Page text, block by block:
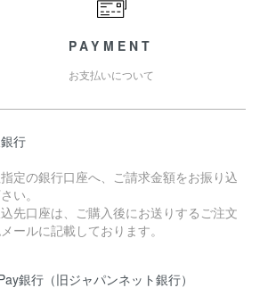
PAYMENT
お支払いについて
行
定の銀行口座へ、ご請求金額をお振り込
い。
先口座は、ご購入後にお送りするご注文
ールに記載しております。
銀行（旧ジャパンネット銀行）